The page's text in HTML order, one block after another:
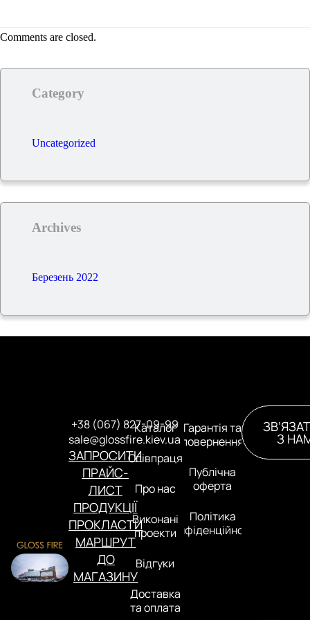
Comments are closed.
Category
Uncategorized
Archives
Березень 2022
+38 (067) 827-09-99
sale@glossfire.kiev.ua
ЗАПРОСИТИ
ПРАЙС-
ЛИСТ
ПРОДУКЦІЇ
ПРОКЛАСТИ
МАРШРУТ
ДО
МАГАЗИНУ
Каталог
Співпраця
Про нас
Виконані
проекти
Відгуки
Доставка
та оплата
Гарантія та
повернення
Публічна
оферта
Політика
конфіденційності
З